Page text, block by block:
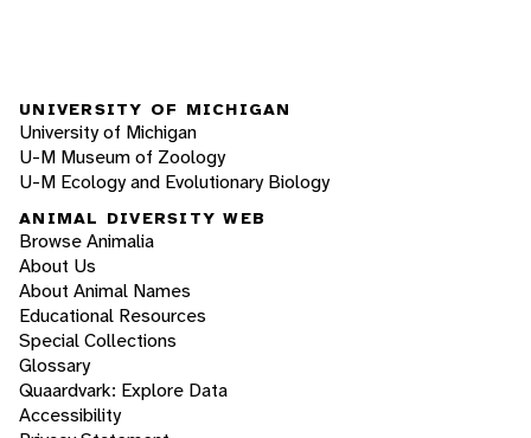
UNIVERSITY OF MICHIGAN
University of Michigan
U-M Museum of Zoology
U-M Ecology and Evolutionary Biology
ANIMAL DIVERSITY WEB
Browse Animalia
About Us
About Animal Names
Educational Resources
Special Collections
Glossary
Quaardvark: Explore Data
Accessibility